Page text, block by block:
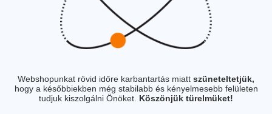
Webshopunkat rövid időre karbantartás miatt szüneteltetjük,
hogy a későbbiekben még stabilabb és kényelmesebb felületen
tudjuk kiszolgálni Önöket. Köszönjük türelmüket!